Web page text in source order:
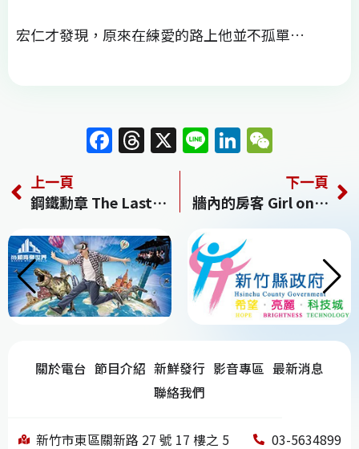
宏仁才發現，原來在練愛的路上他並不孤單…
F
a
c
e
b
o
o
k
T
h
re
a
d
s
X Li
n
e
Li
n
k
e
dI
n
C
h
上一頁
鋼鐵勳章 The Last Full Measure
下一頁
牆內的房客 Girl on the Third Floor
關於電台 節目介紹 新鮮發行 影音專區 最新消息
聯絡我們
新竹市東區關新路 27 號 17 樓之 5
03-5634899